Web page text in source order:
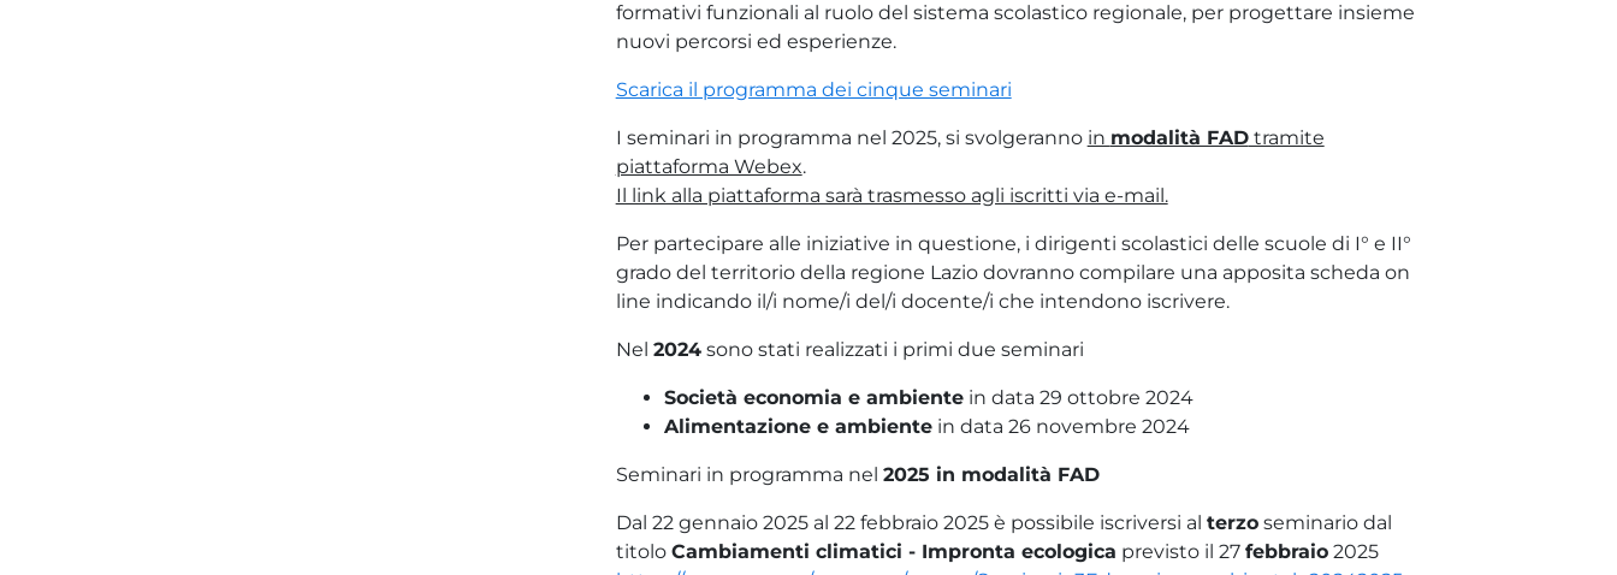
formativi funzionali al ruolo del sistema scolastico regionale, per progettare insieme
nuovi percorsi ed esperienze.
Scarica il programma dei cinque seminari
I seminari in programma nel 2025, si svolgeranno in modalità FADtramite
piattaforma Webex.
Il link alla piattaforma sarà trasmesso agli iscritti via e-mail.
Per partecipare alle iniziative in questione, i dirigenti scolastici delle scuole di I° e II°
grado del territorio della regione Lazio dovranno compilare una apposita scheda on
line indicando il/i nome/i del/i docente/i che intendono iscrivere.
Nel 2024sono stati realizzati i primi due seminari
Società economia e ambientein data 29 ottobre 2024
Alimentazione e ambientein data 26 novembre 2024
Seminari in programma nel 2025 in modalità FAD
Dal 22 gennaio 2025 al 22 febbraio 2025 è possibile iscriversi al terzoseminario dal
titolo Cambiamenti climatici - Impronta ecologica previsto il 27 febbraio2025